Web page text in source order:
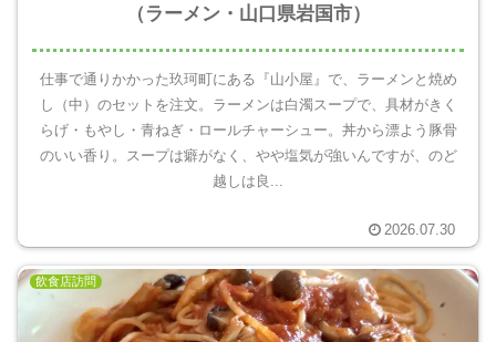
（ラーメン・山口県岩国市）
仕事で通りかかった玖珂町にある『山小屋』で、ラーメンと焼め
し（中）のセットを注文。ラーメンは白濁スープで、具材がきく
らげ・もやし・青ねぎ・ロールチャーシュー。丼から漂よう豚骨
のいい香り。スープは癖がなく、やや塩気が強いんですが、のど
越しは良...
2026.07.30
飲食店訪問